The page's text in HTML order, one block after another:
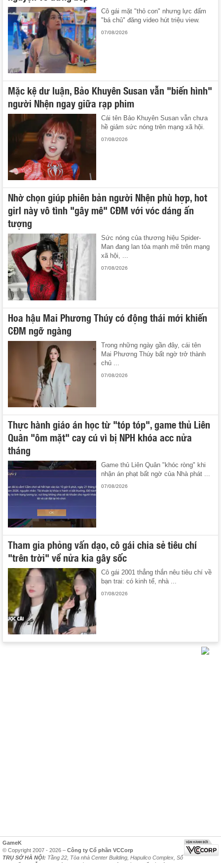
Cô gái mặt "thỏ con" nhưng lực đấm
"bá chủ" đăng video hút triệu view.
07/08/2026
Mặc kệ dư luận, Bảo Khuyên Susan vẫn "biến hình"
người Nhện ngay giữa rạp phim
Cái tên Bảo Khuyên Susan vẫn chưa
hề giảm sức nóng trên mạng xã hội.
07/08/2026
Nhờ chọn giúp phiên bản người Nhện phù hợp, hot
girl này vô tình "gây mê" CĐM với vóc dáng ấn
tượng
Sức nóng của thương hiệu Spider-
Man đang lan tỏa mạnh mẽ trên mạng
xã hội, ...
07/08/2026
Hoa hậu Mai Phương Thúy có động thái mới khiến
CĐM ngỡ ngàng
Trong những ngày gần đây, cái tên
Mai Phương Thúy bất ngờ trở thành
chủ ...
07/08/2026
Thực hành giáo án học từ "tóp tóp", game thủ Liên
Quân "ôm mặt" cay cú vì bị NPH khóa acc nửa
tháng
Game thủ Liên Quân "khóc ròng" khi
nhận án phạt bất ngờ của Nhà phát ...
07/08/2026
Tham gia phỏng vấn dạo, cô gái chia sẻ tiêu chí
"trên trời" về nửa kia gây sốc
Cô gái 2001 thẳng thắn nêu tiêu chí về
bạn trai: có kinh tế, nhà ...
07/08/2026
GameK
© Copyright 2007 - 2026 – Công ty Cổ phần VCCorp
TRỤ SỞ HÀ NỘI: Tầng 22, Tòa nhà Center Building, Hapulico Complex, Số